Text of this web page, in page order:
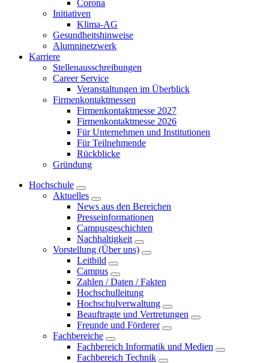
Corona
Initiativen
Klima-AG
Gesundheitshinweise
Alumninetzwerk
Karriere
Stellenausschreibungen
Career Service
Veranstaltungen im Überblick
Firmenkontaktmessen
Firmenkontaktmesse 2027
Firmenkontaktmesse 2026
Für Unternehmen und Institutionen
Für Teilnehmende
Rückblicke
Gründung
Hochschule
Aktuelles
News aus den Bereichen
Presseinformationen
Campusgeschichten
Nachhaltigkeit
Vorstellung (Über uns)
Leitbild
Campus
Zahlen / Daten / Fakten
Hochschulleitung
Hochschulverwaltung
Beauftragte und Vertretungen
Freunde und Förderer
Fachbereiche
Fachbereich Informatik und Medien
Fachbereich Technik